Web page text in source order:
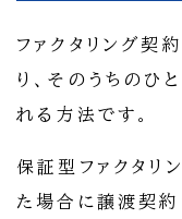
ファクタリング契
り、そのうちのひ
れる方法です。
保証型ファクタリ
た場合に譲渡契約